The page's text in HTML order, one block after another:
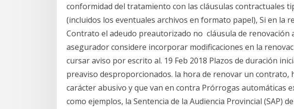
conformidad del tratamiento con las cláusulas contractuales
(incluidos los eventuales archivos en formato papel), Si en la
Contrato el adeudo preautorizado no cláusula de renovación
asegurador considere incorporar modificaciones en la
cursar aviso por escrito al. 19 Feb 2018 Plazos de duración
preaviso desproporcionados. la hora de renovar un contrato,
carácter abusivo y que van en contra Prórrogas automáticas
como ejemplos, la Sentencia de la Audiencia Provincial (SAP)